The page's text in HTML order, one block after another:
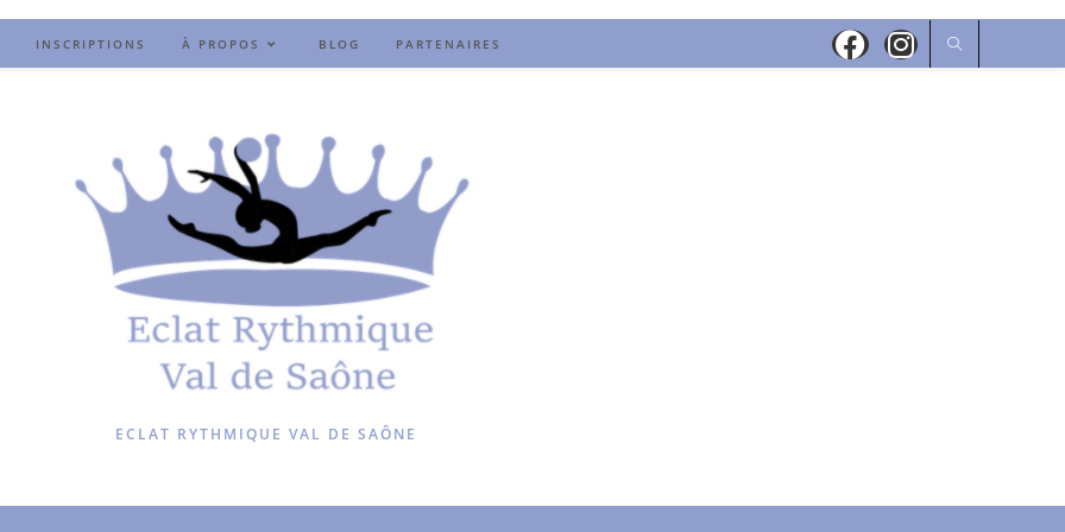
INSCRIPTIONS À PROPOS BLOG PARTENAIRES
ECLAT RYTHMIQUE VAL DE SAÔNE